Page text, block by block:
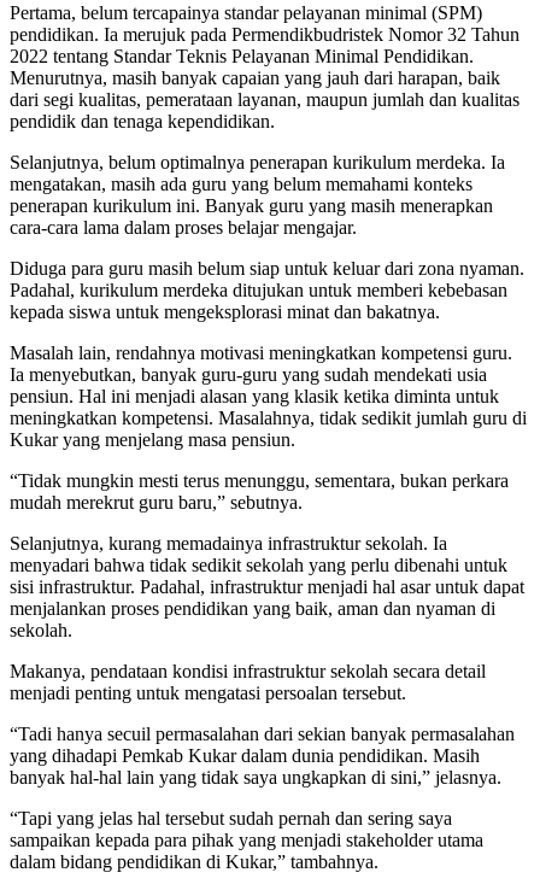
Pertama, belum tercapainya standar pelayanan minimal (SPM)
pendidikan. Ia merujuk pada Permendikbudristek Nomor 32 Tahun
2022 tentang Standar Teknis Pelayanan Minimal Pendidikan.
Menurutnya, masih banyak capaian yang jauh dari harapan, baik
dari segi kualitas, pemerataan layanan, maupun jumlah dan kualitas
pendidik dan tenaga kependidikan.
Selanjutnya, belum optimalnya penerapan kurikulum merdeka. Ia
mengatakan, masih ada guru yang belum memahami konteks
penerapan kurikulum ini. Banyak guru yang masih menerapkan
cara-cara lama dalam proses belajar mengajar.
Diduga para guru masih belum siap untuk keluar dari zona nyaman.
Padahal, kurikulum merdeka ditujukan untuk memberi kebebasan
kepada siswa untuk mengeksplorasi minat dan bakatnya.
Masalah lain, rendahnya motivasi meningkatkan kompetensi guru.
Ia menyebutkan, banyak guru-guru yang sudah mendekati usia
pensiun. Hal ini menjadi alasan yang klasik ketika diminta untuk
meningkatkan kompetensi. Masalahnya, tidak sedikit jumlah guru di
Kukar yang menjelang masa pensiun.
“Tidak mungkin mesti terus menunggu, sementara, bukan perkara
mudah merekrut guru baru,” sebutnya.
Selanjutnya, kurang memadainya infrastruktur sekolah. Ia
menyadari bahwa tidak sedikit sekolah yang perlu dibenahi untuk
sisi infrastruktur. Padahal, infrastruktur menjadi hal asar untuk dapat
menjalankan proses pendidikan yang baik, aman dan nyaman di
sekolah.
Makanya, pendataan kondisi infrastruktur sekolah secara detail
menjadi penting untuk mengatasi persoalan tersebut.
“Tadi hanya secuil permasalahan dari sekian banyak permasalahan
yang dihadapi Pemkab Kukar dalam dunia pendidikan. Masih
banyak hal-hal lain yang tidak saya ungkapkan di sini,” jelasnya.
“Tapi yang jelas hal tersebut sudah pernah dan sering saya
sampaikan kepada para pihak yang menjadi stakeholder utama
dalam bidang pendidikan di Kukar,” tambahnya.